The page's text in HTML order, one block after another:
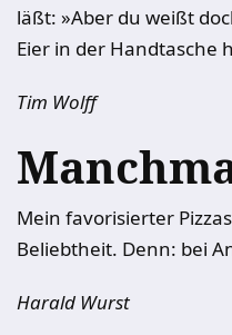
läßt: »Aber du weißt
Eier in der Handtasche
Tim Wolff
Mein favorisierter
Beliebtheit. Denn: bei
Harald Wurst